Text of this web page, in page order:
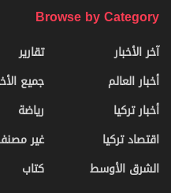
Browse by Category
آخر الأخبار
أخبار العالم
أخبار تركيا
اقتصاد تركيا
الشرق الأوسط
تقارير
جميع
رياضة
غير
كتاب